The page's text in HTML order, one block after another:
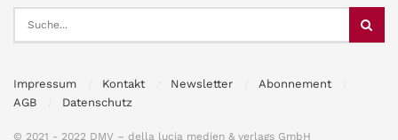
Impressum Kontakt Newsletter
Abonnement
AGB
Datenschutz
© 2021 - 2022 DMV – della lucia medien & verlags GmbH